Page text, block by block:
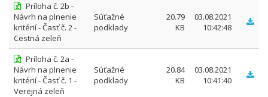
Príloha č. 2b -
Návrh na plnenie
kritérií - Časť č. 2 -
Cestná zeleň
Súťažné
podklady
20.79
KB
03.08.2021
10:42:48
Príloha č. 2a -
Návrh na plnenie
kritérií - Časť č. 1 -
Verejná zeleň
Súťažné
podklady
20.84
KB
03.08.2021
10:41:40